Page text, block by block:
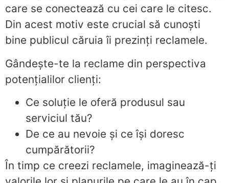
care se conectează cu cei care le citesc.
Din acest motiv este crucial să cunoști
bine publicul căruia îi prezinți reclamele.
Gândește-te la reclame din perspectiva
potențialilor clienți:
Ce soluție le oferă produsul sau
serviciul tău?
De ce au nevoie și ce își doresc
cumpărătorii?
În timp ce creezi reclamele, imaginează-ți